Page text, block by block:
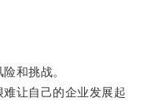
和挑战。
让自己的企业发展起